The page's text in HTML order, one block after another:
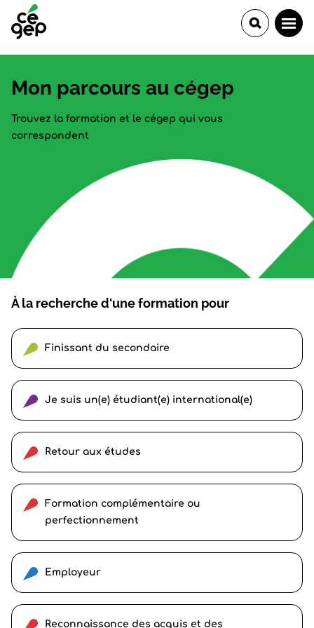
Mon parcours au cégep
Trouvez la formation et le cégep qui vous
correspondent
À la recherche d'une formation pour
Finissant du secondaire
Je suis un(e) étudiant(e) international(e)
Retour aux études
Formation complémentaire ou
perfectionnement
Employeur
Reconnaissance des acquis et des